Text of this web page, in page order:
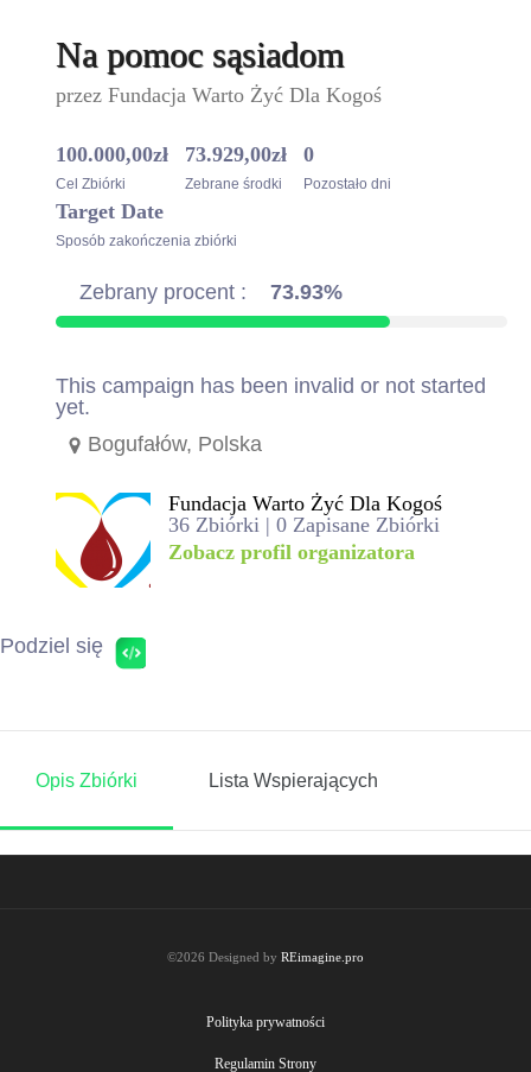
Na pomoc sąsiadom
przez Fundacja Warto Żyć Dla Kogoś
100.000,00zł
Cel Zbiórki
73.929,00zł
Zebrane środki
0
Pozostało dni
Target Date
Sposób zakończenia zbiórki
Zebrany procent : 73.93%
This campaign has been invalid or not started
yet.
Bogufałów, Polska
Fundacja Warto Żyć Dla Kogoś
36 Zbiórki | 0 Zapisane Zbiórki
Zobacz profil organizatora
Podziel się
Opis Zbiórki Lista Wspierających
©2026 Designed by REimagine.pro
Polityka prywatności
Regulamin Strony